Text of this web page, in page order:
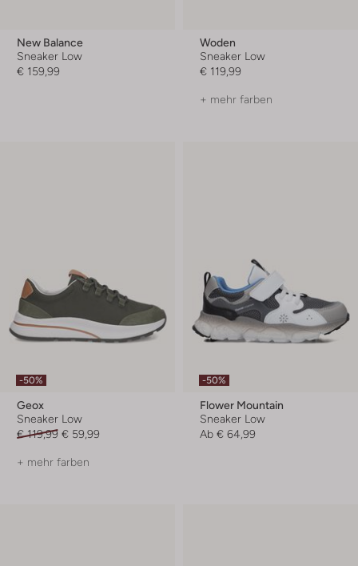
New Balance
Sneaker Low
€ 159,99
Woden
Sneaker Low
€ 119,99
+ mehr farben
-50%
Geox
Sneaker Low
€ 119,99 € 59,99
+ mehr farben
-50%
Flower Mountain
Sneaker Low
Ab € 64,99